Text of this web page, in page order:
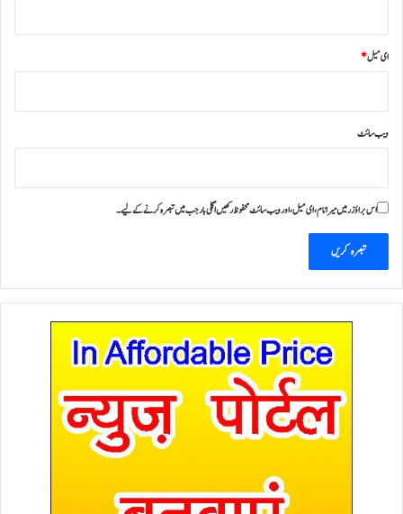
ای میل*
ویب‌ سائٹ
اس براؤزر میں میرا نام، ای میل، اور ویب سائٹ محفوظ رکھیں اگلی بار جب میں تبصرہ کرنے کےلیے۔